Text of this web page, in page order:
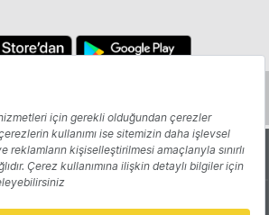
Yazarlar
Reklam